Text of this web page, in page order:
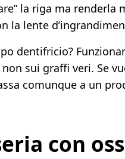
la riga ma
la lente
dentifricio?
sui graffi veri. Se
comunque a un
con